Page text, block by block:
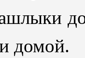
домой.